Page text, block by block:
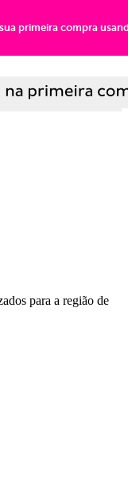
primeira compra
para a região de